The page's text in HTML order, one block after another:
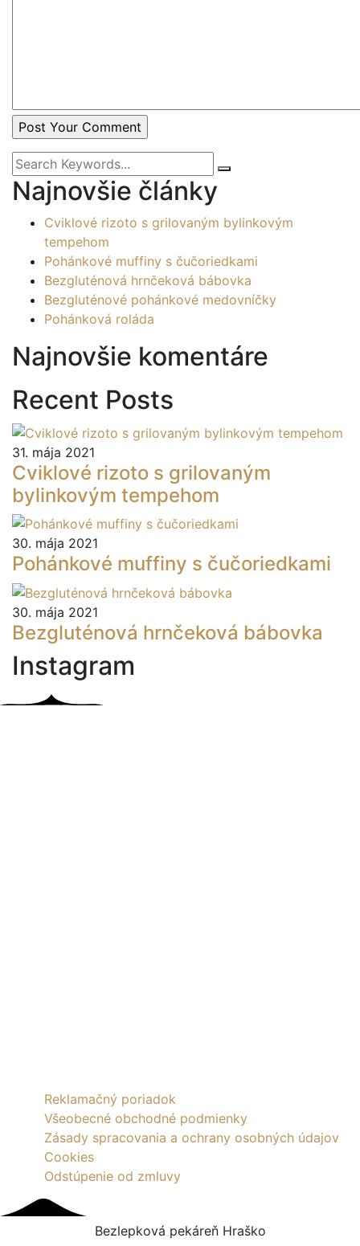
Najnovšie články
Cviklové rizoto s grilovaným bylinkovým
tempehom
Pohánkové muffiny s čučoriedkami
Bezgluténová hrnčeková bábovka
Bezgluténové pohánkové medovníčky
Pohánková roláda
Najnovšie komentáre
Recent Posts
31. mája 2021
Cviklové rizoto s grilovaným
bylinkovým tempehom
30. mája 2021
Pohánkové muffiny s čučoriedkami
30. mája 2021
Bezgluténová hrnčeková bábovka
Instagram
Reklamačný poriadok
Všeobecné obchodné podmienky
Zásady spracovania a ochrany osobných údajov
Cookies
Odstúpenie od zmluvy
Bezlepková pekáreň Hraško